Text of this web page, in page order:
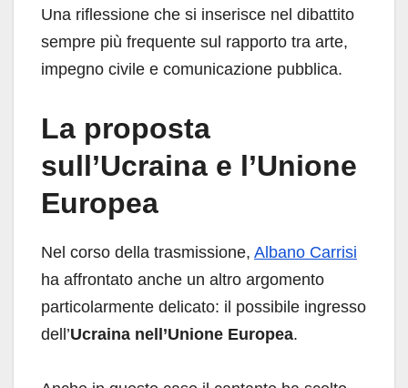
Una riflessione che si inserisce nel dibattito
sempre più frequente sul rapporto tra arte,
impegno civile e comunicazione pubblica.
La proposta
sull’Ucraina e l’Unione
Europea
Nel corso della trasmissione, Albano Carrisi
ha affrontato anche un altro argomento
particolarmente delicato: il possibile ingresso
dell’Ucraina nell’Unione Europea.